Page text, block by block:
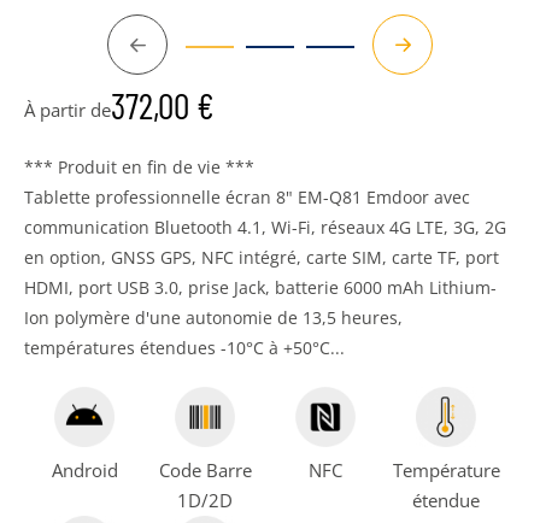
Précédent Suivant
À partir de372,00 €
*** Produit en fin de vie ***
Tablette professionnelle écran 8" EM-Q81 Emdoor avec
communication Bluetooth 4.1, Wi-Fi, réseaux 4G LTE, 3G, 2G
en option, GNSS GPS, NFC intégré, carte SIM, carte TF, port
HDMI, port USB 3.0, prise Jack, batterie 6000 mAh Lithium-
Ion polymère d'une autonomie de 13,5 heures,
températures étendues -10°C à +50°C...
Android
Code Barre
1D/2D
NFC
Température
étendue